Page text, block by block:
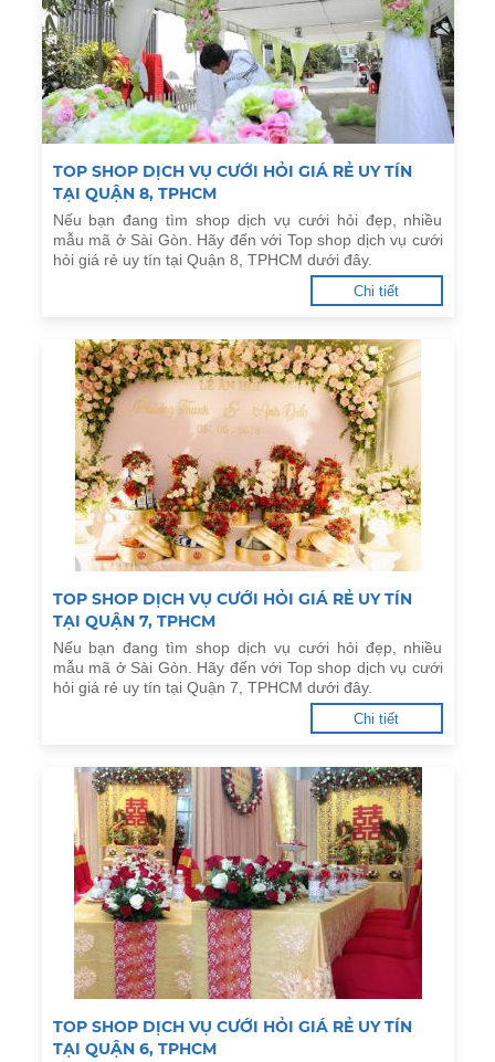
TOP SHOP DỊCH VỤ CƯỚI HỎI GIÁ RẺ UY TÍN
TẠI QUẬN 8, TPHCM
Nếu bạn đang tìm shop dịch vụ cưới hỏi đẹp, nhiều
mẫu mã ở Sài Gòn. Hãy đến với Top shop dịch vụ cưới
hỏi giá rẻ uy tín tại Quận 8, TPHCM dưới đây.
Chi tiết
TOP SHOP DỊCH VỤ CƯỚI HỎI GIÁ RẺ UY TÍN
TẠI QUẬN 7, TPHCM
Nếu bạn đang tìm shop dịch vụ cưới hỏi đẹp, nhiều
mẫu mã ở Sài Gòn. Hãy đến với Top shop dịch vụ cưới
hỏi giá rẻ uy tín tại Quận 7, TPHCM dưới đây.
Chi tiết
TOP SHOP DỊCH VỤ CƯỚI HỎI GIÁ RẺ UY TÍN
TẠI QUẬN 6, TPHCM